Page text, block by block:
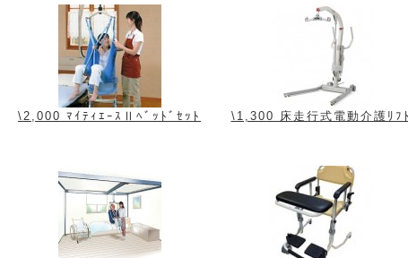
\2,000 ﾏｲﾃｨｴｰｽⅡﾍﾞｯﾄﾞｾｯﾄ \1,300 床走行式電動介護ﾘﾌ